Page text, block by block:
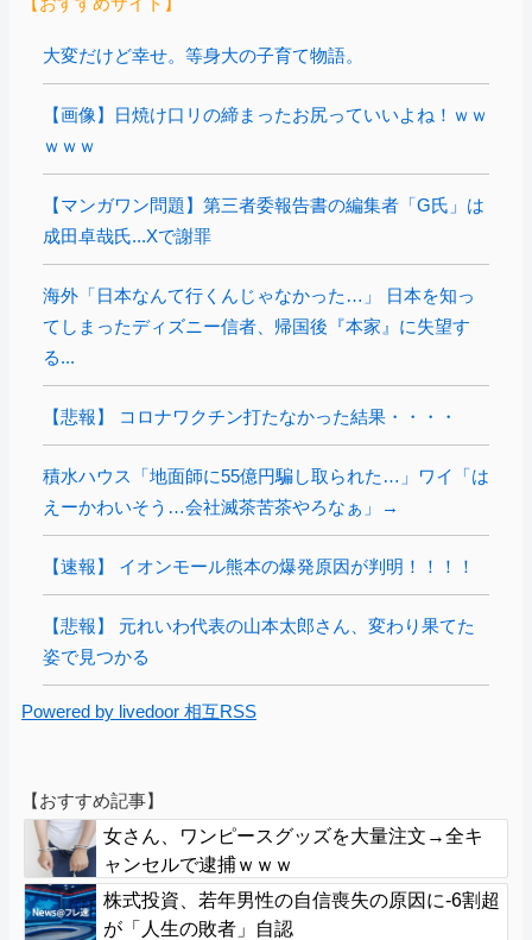
大変だけど幸せ。等身大の子育て物語。
【画像】日焼け口リの締まったお尻っていいよね！ｗｗ
ｗｗｗ
【マンガワン問題】第三者委報告書の編集者「G氏」は
成田卓哉氏...Xで謝罪
海外「日本なんて行くんじゃなかった…」 日本を知っ
てしまったディズニー信者、帰国後『本家』に失望す
る...
【悲報】 コロナワクチン打たなかった結果・・・・
積水ハウス「地面師に55億円騙し取られた…」ワイ「は
えーかわいそう…会社滅茶苦茶やろなぁ」→
【速報】 イオンモール熊本の爆発原因が判明！！！！
【悲報】 元れいわ代表の山本太郎さん、変わり果てた
姿で見つかる
Powered by livedoor 相互RSS
【おすすめ記事】
女さん、ワンピースグッズを大量注文→全キ
ャンセルで逮捕ｗｗｗ
株式投資、若年男性の自信喪失の原因に-6割超
が「人生の敗者」自認